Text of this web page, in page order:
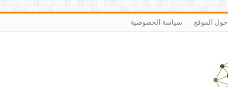
حول الموقع سياسة الخصوصية